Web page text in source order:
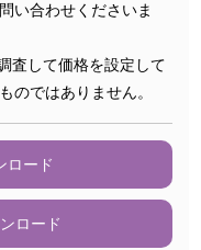
い合わせくださいま
査して価格を設定して
のではありません。
ロード
ロード